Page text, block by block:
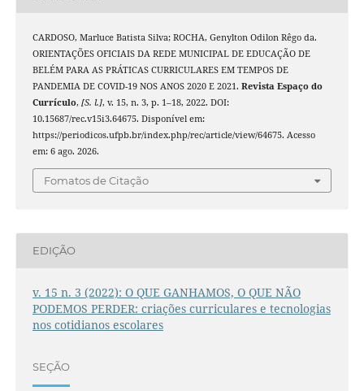
CARDOSO, Marluce Batista Silva; ROCHA, Genylton Odilon Rêgo da.
ORIENTAÇÕES OFICIAIS DA REDE MUNICIPAL DE EDUCAÇÃO DE
BELÉM PARA AS PRÁTICAS CURRICULARES EM TEMPOS DE
PANDEMIA DE COVID-19 NOS ANOS 2020 E 2021. Revista Espaço do
Currículo, [S. l.], v. 15, n. 3, p. 1–18, 2022. DOI:
10.15687/rec.v15i3.64675. Disponível em:
https://periodicos.ufpb.br/index.php/rec/article/view/64675. Acesso
em: 6 ago. 2026.
Fomatos de Citação
EDIÇÃO
v. 15 n. 3 (2022): O QUE GANHAMOS, O QUE NÃO
PODEMOS PERDER: criações curriculares e tecnologias
nos cotidianos escolares
SEÇÃO